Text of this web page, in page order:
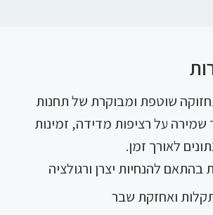
שוטפת ומבוקרת של תחנות
שמירה על רציפות מדידה, זמינות
לאורך זמן.
להנחיות יצרן ורגולציה
ואחזקת שבר